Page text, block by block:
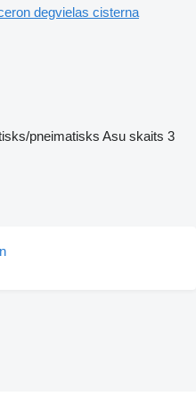
degvielas cisterna
pneimatisks Asu skaits 3